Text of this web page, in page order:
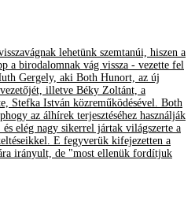
lehetünk szemtanúi, hiszen a
a birodalomnak vág vissza - vezette fel
Gergely, aki Both Hunort, az új
illetve Béky Zoltánt, a
Stefka István közreműködésével. Both
az álhírek terjesztéséhez használják
elég nagy sikerrel jártak világszerte a
E fegyverük kifejezetten a
irányult, de "most ellenük fordítjuk